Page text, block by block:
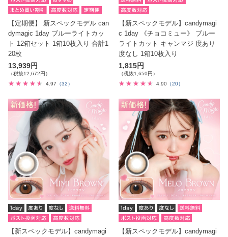
【定期便】 新スペックモデル can
dymagic 1day ブルーライトカッ
ト 12箱セット 1箱10枚入り 合計1
20枚
13,939円
（税抜12,672円）
4.97 （32）
【新スペックモデル】candymagi
c 1day 《チョコミュー》 ブルー
ライトカット キャンマジ 度あり
度なし 1箱10枚入り
1,815円
（税抜1,650円）
4.90 （20）
【新スペックモデル】candymagi
【新スペックモデル】candymagi